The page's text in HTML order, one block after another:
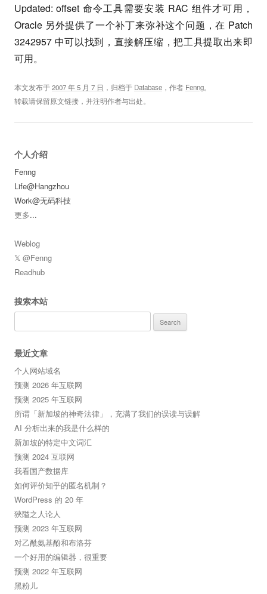
Updated: offset 命令工具需要安装 RAC 组件才可用，
Oracle 另外提供了一个补丁来弥补这个问题，在 Patch
3242957 中可以找到，直接解压缩，把工具提取出来即
可用。
本文发布于2007 年 5 月 7 日 ，归档于 Database ，作者 Fenng。
转载请保留原文链接，并注明作者与出处。
个人介绍
Fenng
Life@Hangzhou
Work@无码科技
更多...
Weblog
𝕏 @Fenng
Readhub
搜索本站
for:
最近文章
个人网站域名
预测 2026 年互联网
预测 2025 年互联网
所谓「新加坡的神奇法律」，充满了我们的误读与误解
AI 分析出来的我是什么样的
新加坡的特定中文词汇
预测 2024 互联网
我看国产数据库
如何评价知乎的匿名机制？
WordPress 的 20 年
狹隘之人论人
预测 2023 年互联网
对乙酰氨基酚和布洛芬
一个好用的编辑器，很重要
预测 2022 年互联网
黑粉儿